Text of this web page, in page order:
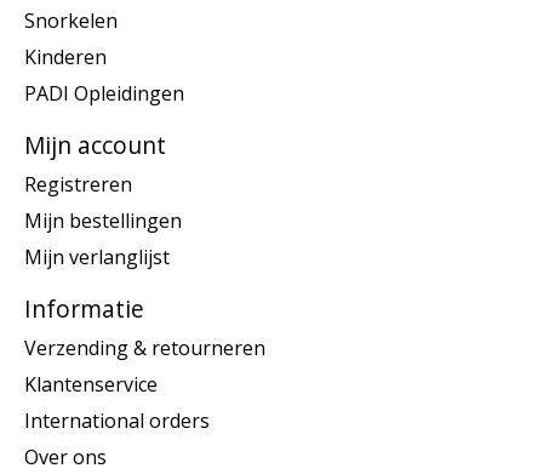
Snorkelen
Kinderen
PADI Opleidingen
Mijn account
Registreren
Mijn bestellingen
Mijn verlanglijst
Informatie
Verzending & retourneren
Klantenservice
International orders
Over ons